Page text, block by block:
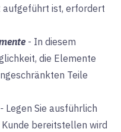
aufgeführt ist, erfordert
- In diesem
die Elemente
Teile
- Legen Sie ausführlich
bereitstellen wird